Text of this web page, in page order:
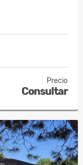
Precio
Consultar